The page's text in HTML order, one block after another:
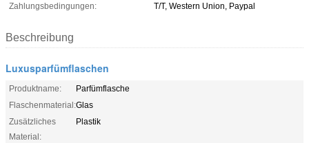
Zahlungsbedingungen:
T/T, Western Union, Paypal
Beschreibung
Luxusparfümflaschen
Produktname:
Parfümflasche
Flaschenmaterial:Glas
Zusätzliches
Material:
Plastik